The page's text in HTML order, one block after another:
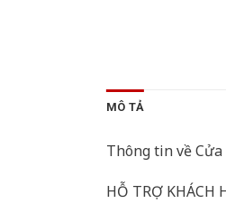
MÔ TẢ
Thông tin về Cửa
HỖ TRỢ KHÁCH